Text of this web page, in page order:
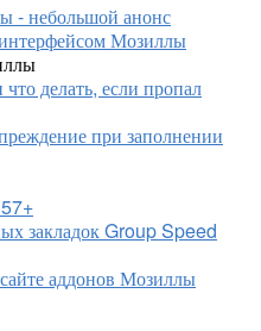
- небольшой анонс
Мозиллы
делать, если пропал
при заполнении
закладок Group Speed
аддонов Мозиллы